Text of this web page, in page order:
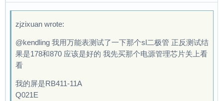
zjzixuan wrote:
@kendling 我用万能表测试了一下那个sl二极管 正反测试结
果是178和870 应该是好的 我先买那个电源管理芯片关上看
看
我的屏是RB411-11A
Q021E